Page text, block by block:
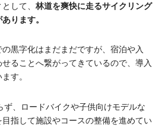
して、 林道を爽快に走るサイクリング
ります。
黒字化はまだまだですが、宿泊や入
ることへ繋がってきているので、導入
す。
ず、ロードバイクや子供向けモデルな
指して施設やコースの整備を進めてい